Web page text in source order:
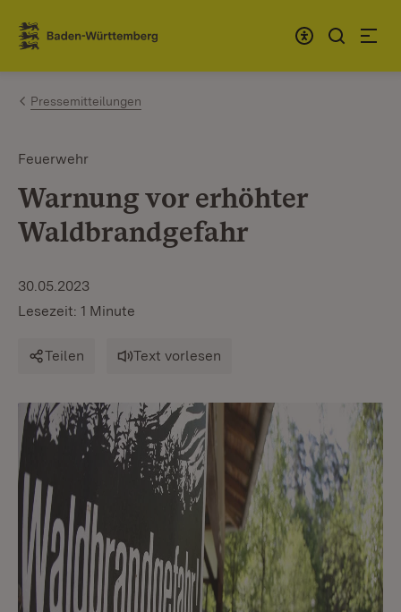
Zum Inhalt springen
Link zur Startseite
Pressemitteilungen
Feuerwehr
Warnung vor erhöhter
Waldbrandgefahr
30.05.2023
Lesezeit: 1 Minute
Teilen Text vorlesen